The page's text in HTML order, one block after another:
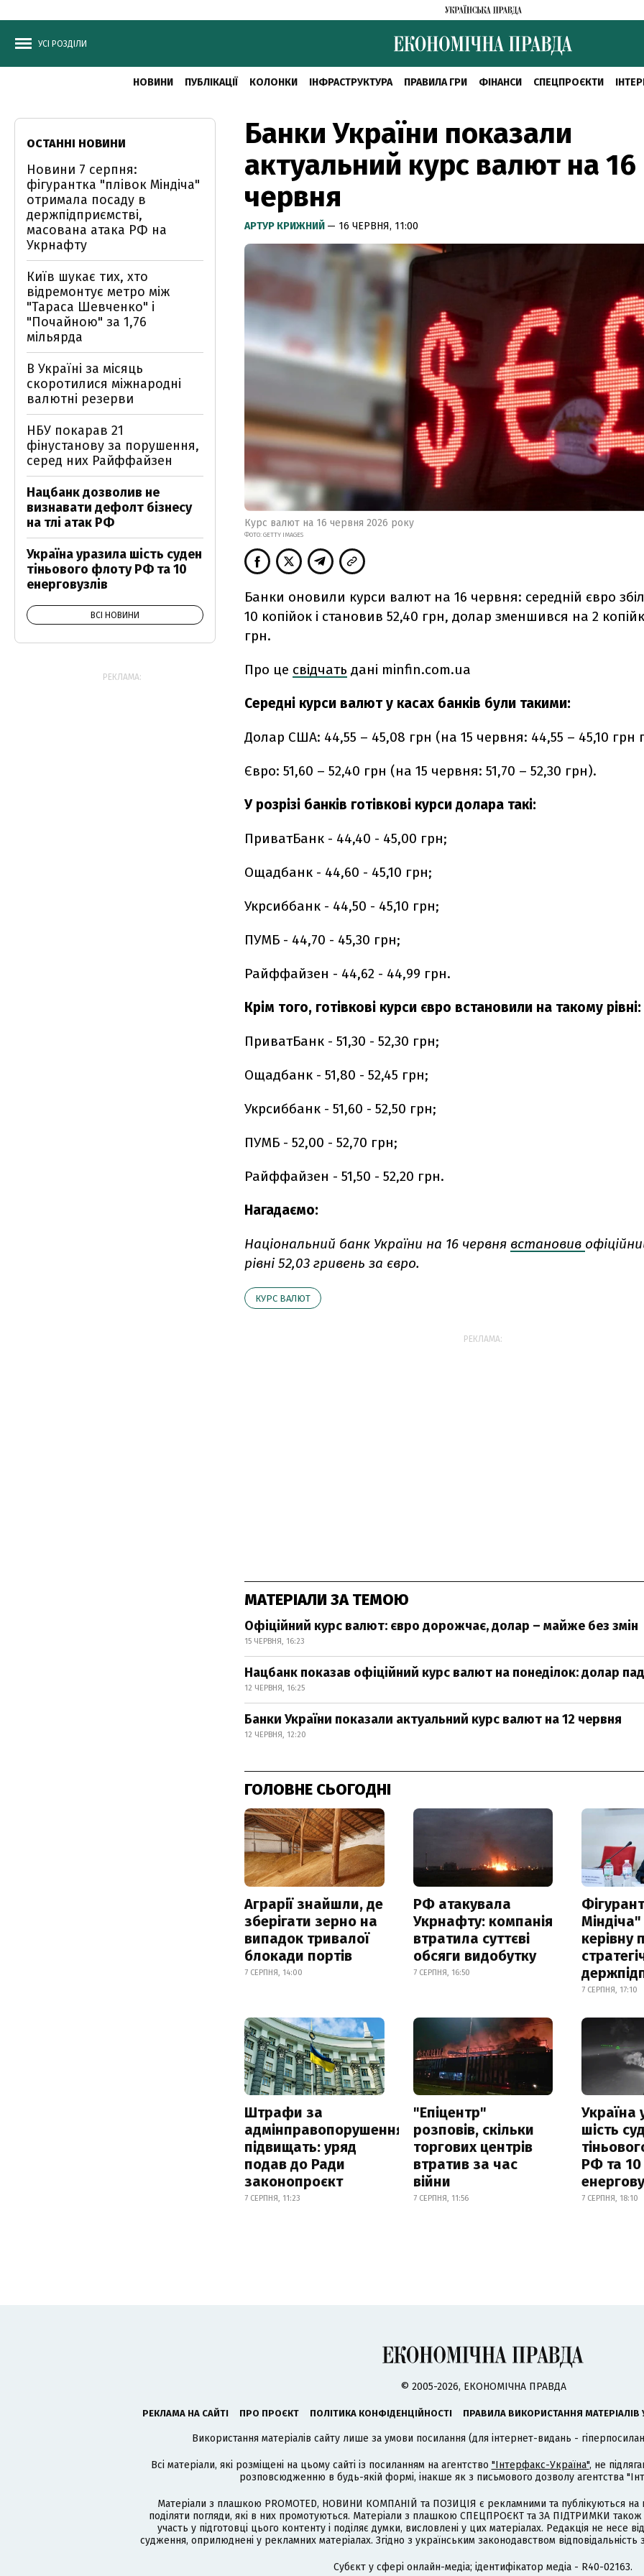
УСІ РОЗДІЛИ
НОВИНИ ПУБЛІКАЦІЇ КОЛОНКИ ІНФРАСТРУКТУРА ПРАВИЛА ГРИ ФІНАНСИ СПЕЦПРОЄКТИ
Банки України показали
актуальний курс валют на 16
червня
АРТУР КРИЖНИЙ — 16 ЧЕРВНЯ, 11:00
Курс валют на 16 червня 2026 року
ФОТО: GETTY IMAGES
Банки оновили курси валют на 16 червня: середній євро
10 копійок і становив 52,40 грн, долар зменшився на 2
грн.
Про це свідчать дані minfin.com.ua
Середні курси валют у касах банків були такими:
Долар США: 44,55 – 45,08 грн (на 15 червня: 44,55 – 45,10 грн
Євро: 51,60 – 52,40 грн (на 15 червня: 51,70 – 52,30 грн).
У розрізі банків готівкові курси долара такі:
ПриватБанк - 44,40 - 45,00 грн;
Ощадбанк - 44,60 - 45,10 грн;
Укрсиббанк - 44,50 - 45,10 грн;
ПУМБ - 44,70 - 45,30 грн;
Райффайзен - 44,62 - 44,99 грн.
Крім того, готівкові курси євро встановили на такому рівні:
ПриватБанк - 51,30 - 52,30 грн;
Ощадбанк - 51,80 - 52,45 грн;
Укрсиббанк - 51,60 - 52,50 грн;
ПУМБ - 52,00 - 52,70 грн;
Райффайзен - 51,50 - 52,20 грн.
Нагадаємо:
Національний банк України на 16 червня встановив
рівні 52,03 гривень за євро.
КУРС ВАЛЮТ
РЕКЛАМА:
МАТЕРІАЛИ ЗА ТЕМОЮ
Офіційний курс валют: євро дорожчає, долар – майже без змін
15 ЧЕРВНЯ, 16:23
Нацбанк показав офіційний курс валют на понеділок: долар
12 ЧЕРВНЯ, 16:25
Банки України показали актуальний курс валют на 12 червня
12 ЧЕРВНЯ, 12:20
ГОЛОВНЕ СЬОГОДНІ
Аграрії знайшли, де
зберігати зерно на
випадок тривалої
блокади портів
7 СЕРПНЯ, 14:00
РФ атакувала
Укрнафту: компанія
втратила суттєві
обсяги видобутку
7 СЕРПНЯ, 16:50
керівну
7 СЕРПНЯ, 17:10
Штрафи за
адмінправопорушення
підвищать: уряд
подав до Ради
законопроєкт
7 СЕРПНЯ, 11:23
"Епіцентр"
розповів, скільки
торгових центрів
втратив за час
війни
7 СЕРПНЯ, 11:56
Україна
шість
РФ та 10
7 СЕРПНЯ, 18:10
ОСТАННІ НОВИНИ
Новини 7 серпня:
фігурантка "плівок Міндіча"
отримала посаду в
держпідприємстві,
масована атака РФ на
Укрнафту
Київ шукає тих, хто
відремонтує метро між
"Тараса Шевченко" і
"Почайною" за 1,76
мільярда
В Україні за місяць
скоротилися міжнародні
валютні резерви
НБУ покарав 21
фінустанову за порушення,
серед них Райффайзен
Нацбанк дозволив не
визнавати дефолт бізнесу
на тлі атак РФ
Україна уразила шість суден
тіньового флоту РФ та 10
енерговузлів
ВСІ НОВИНИ
РЕКЛАМА:
© 2005-2026, ЕКОНОМІЧНА ПРАВДА
РЕКЛАМА НА САЙТІ ПРО ПРОЄКТ ПОЛІТИКА КОНФІДЕНЦІЙНОСТІ ПРАВИЛА ВИКОРИСТАННЯ МАТЕРІАЛІВ
Використання матеріалів сайту лише за умови посилання (для інтернет-видань -
Всі матеріали, які розміщені на цьому сайті із посиланням на агентство "Інтерфакс-Україна", не
розповсюдженню в будь-якій формі, інакше як з письмового дозволу агентства
Матеріали з плашкою PROMOTED, НОВИНИ КОМПАНІЙ та ПОЗИЦІЯ є рекламними та публікуються на
поділяти погляди, які в них промотуються. Матеріали з плашкою СПЕЦПРОЄКТ та ЗА ПІДТРИМКИ
участь у підготовці цього контенту і поділяє думки, висловлені у цих матеріалах. Редакція не несе
судження, оприлюднені у рекламних матеріалах. Згідно з українським законодавством
Cубєкт у сфері онлайн-медіа; ідентифікатор медіа - R40-02163.